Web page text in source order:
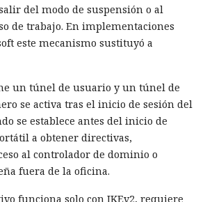
del modo de suspensión o al
de trabajo. En implementaciones
este mecanismo sustituyó a
un túnel de usuario y un túnel de
se activa tras el inicio de sesión del
se establece antes del inicio de
a obtener directivas,
al controlador de dominio o
fuera de la oficina.
funciona solo con IKEv2, requiere